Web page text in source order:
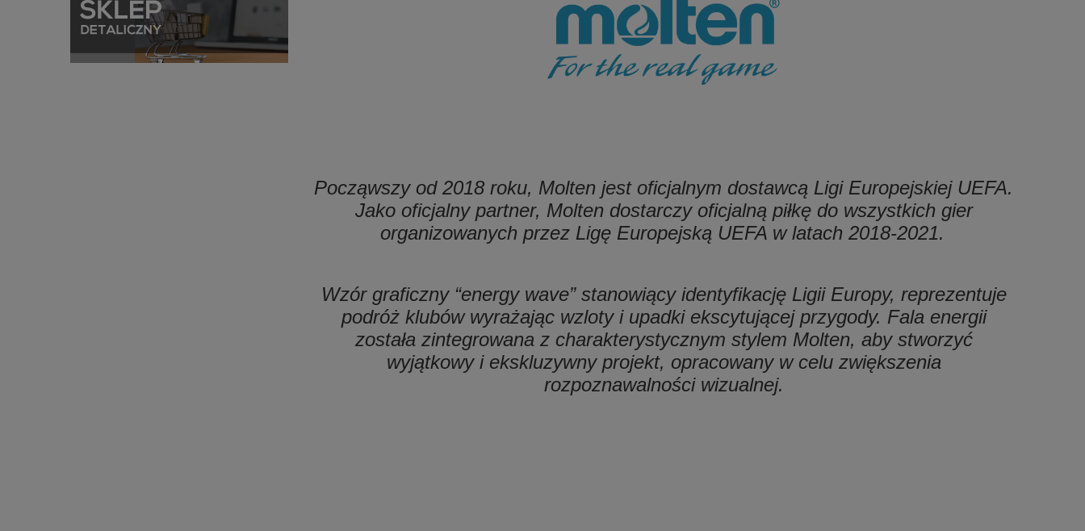
Począwszy od 2018 roku, Molten jest oficjalnym dostawcą Ligi Europejskiej UEFA.
Jako oficjalny partner, Molten dostarczy oficjalną piłkę do wszystkich gier
organizowanych przez Ligę Europejską UEFA w latach 2018-2021.
Wzór graficzny “energy wave” stanowiący identyfikację Ligii Europy, reprezentuje
podróż klubów wyrażając wzloty i upadki ekscytującej przygody. Fala energii
została zintegrowana z charakterystycznym stylem Molten, aby stworzyć
wyjątkowy i ekskluzywny projekt, opracowany w celu zwiększenia
rozpoznawalności wizualnej.